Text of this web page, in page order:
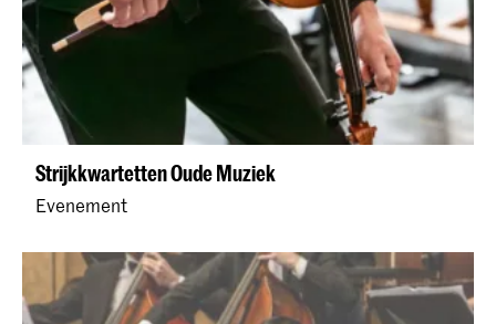
Strijkkwartetten Oude Muziek
Evenement